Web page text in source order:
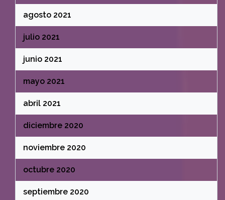
agosto 2021
julio 2021
junio 2021
mayo 2021
abril 2021
diciembre 2020
noviembre 2020
octubre 2020
septiembre 2020